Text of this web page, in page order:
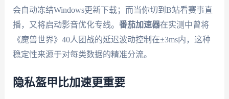
会自动冻结Windows更新下载；而当你切到B站看赛事直
播，又将启动影音优化专线。 番茄加速器在实测中曾将
《魔兽世界》40人团战的延迟波动控制在±3ms内，这种
稳定性来源于对每类数据的精准分流。
隐私盔甲比加速更重要